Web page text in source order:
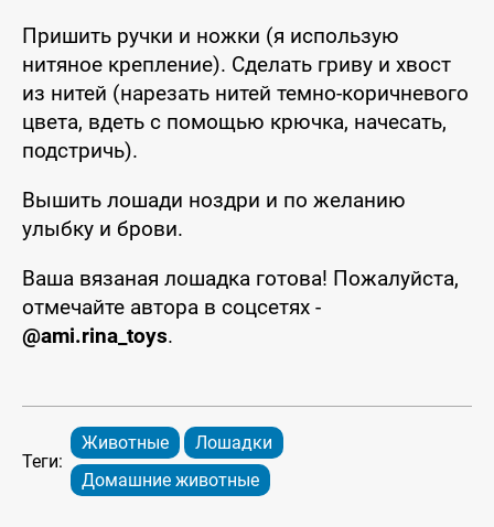
Пришить ручки и ножки (я использую
нитяное крепление). Сделать гриву и хвост
из нитей (нарезать нитей темно-коричневого
цвета, вдеть с помощью крючка, начесать,
подстричь).
Вышить лошади ноздри и по желанию
улыбку и брови.
Ваша вязаная лошадка готова! Пожалуйста,
отмечайте автора в соцсетях -
@ami.rina_toys.
Теги:
Животные
Лошадки
Домашние животные